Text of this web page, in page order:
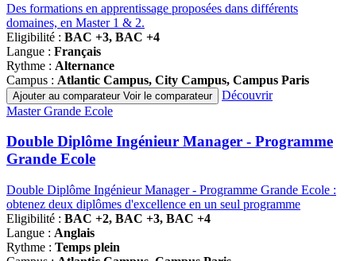
Des formations en apprentissage proposées dans différents
domaines, en Master 1 & 2.
Eligibilité : BAC +3, BAC +4
Langue : Français
Rythme : Alternance
Campus : Atlantic Campus, City Campus, Campus Paris
Ajouter au comparateur Voir le comparateur
Découvrir
Famille
programmes
Master Grande Ecole
Double Diplôme Ingénieur Manager - Programme
Grande Ecole
Double Diplôme Ingénieur Manager - Programme Grande Ecole :
obtenez deux diplômes d'excellence en un seul programme
Eligibilité : BAC +2, BAC +3, BAC +4
Langue : Anglais
Rythme : Temps plein